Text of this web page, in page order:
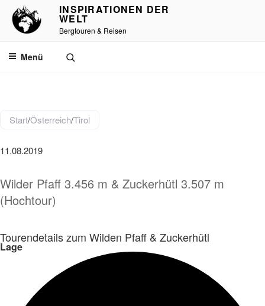
INSPIRATIONEN DER
WELT
Bergtouren & Reisen
Menü
Start/Österreich/Tirol
11.08.2019
Wilder Pfaff 3.456 m & Zuckerhütl 3.507 m
(Hochtour)
Tourendetails zum Wilden Pfaff & Zuckerhütl
Lage